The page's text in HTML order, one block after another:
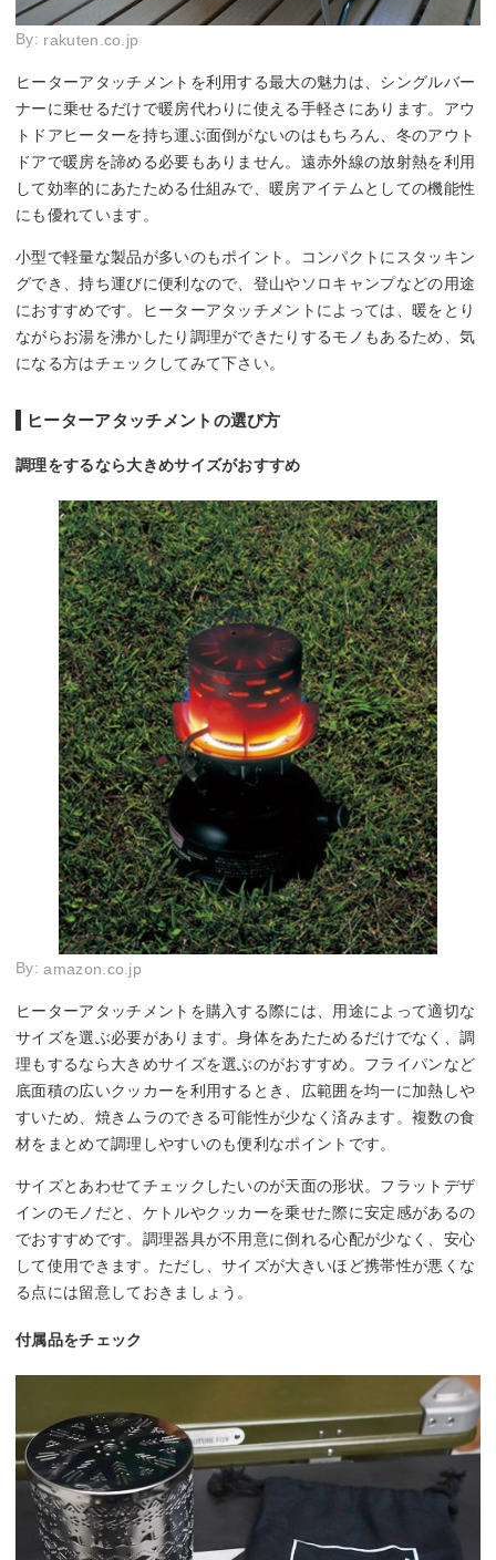
By: rakuten.co.jp
ヒーターアタッチメントを利用する最大の魅力は、シングルバー
ナーに乗せるだけで暖房代わりに使える手軽さにあります。アウ
トドアヒーターを持ち運ぶ面倒がないのはもちろん、冬のアウト
ドアで暖房を諦める必要もありません。遠赤外線の放射熱を利用
して効率的にあたためる仕組みで、暖房アイテムとしての機能性
にも優れています。
小型で軽量な製品が多いのもポイント。コンパクトにスタッキン
グでき、持ち運びに便利なので、登山やソロキャンプなどの用途
におすすめです。ヒーターアタッチメントによっては、暖をとり
ながらお湯を沸かしたり調理ができたりするモノもあるため、気
になる方はチェックしてみて下さい。
ヒーターアタッチメントの選び方
調理をするなら大きめサイズがおすすめ
By:amazon.co.jp
ヒーターアタッチメントを購入する際には、用途によって適切な
サイズを選ぶ必要があります。身体をあたためるだけでなく、調
理もするなら大きめサイズを選ぶのがおすすめ。フライパンなど
底面積の広いクッカーを利用するとき、広範囲を均一に加熱しや
すいため、焼きムラのできる可能性が少なく済みます。複数の食
材をまとめて調理しやすいのも便利なポイントです。
サイズとあわせてチェックしたいのが天面の形状。フラットデザ
インのモノだと、ケトルやクッカーを乗せた際に安定感があるの
でおすすめです。調理器具が不用意に倒れる心配が少なく、安心
して使用できます。ただし、サイズが大きいほど携帯性が悪くな
る点には留意しておきましょう。
付属品をチェック